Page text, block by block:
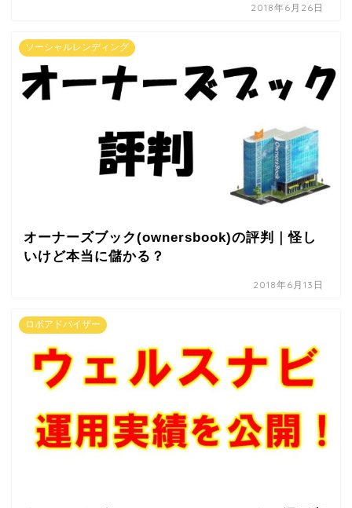
2018年6月26日
ソーシャルレンディング
オーナーズブック(ownersbook)の評判｜怪し
いけど本当に儲かる？
2018年6月13日
ロボアドバイザー